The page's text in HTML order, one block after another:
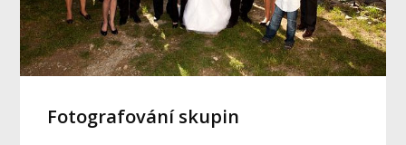
Fotografování skupin